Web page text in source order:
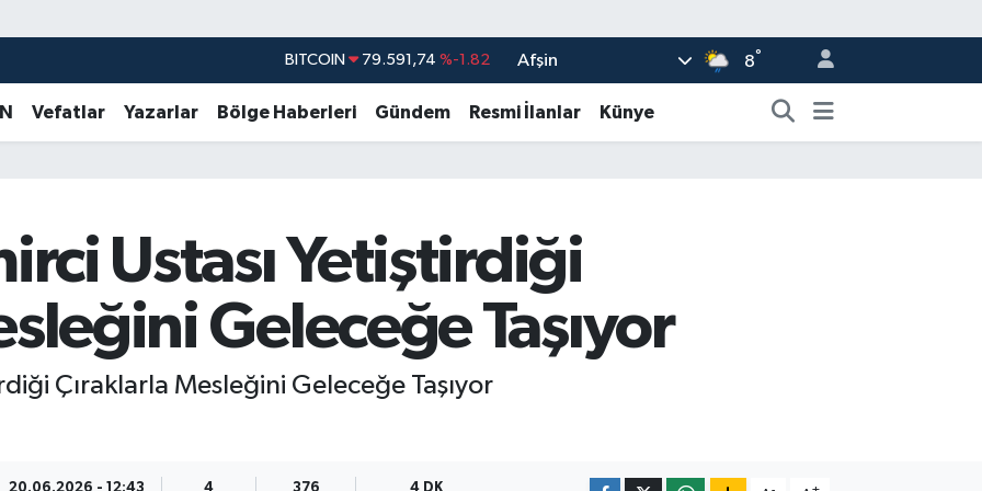
DOLAR 45,43620 %0.02
STERLİN 61,60380 %0.18
BITCOIN 79.591,74 %-1.82
Afşin 8°
Vefatlar Yazarlar Bölge Haberleri Gündem Resmi İlanlar Künye
Ustası Yetiştirdiği
Geleceğe Taşıyor
Çıraklarla Mesleğini Geleceğe Taşıyor
20.06.2026 - 12:43 4 376 4 DK